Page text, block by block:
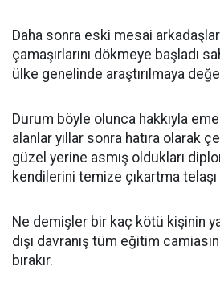
Daha sonra eski mesai
çamaşırlarını dökmeye başladı
ülke genelinde araştırılmaya
Durum böyle olunca hakkıyla
alanlar yıllar sonra hatıra olarak
güzel yerine asmış oldukları
kendilerini temize çıkartma
Ne demişler bir kaç kötü kişinin
dışı davranış tüm eğitim
bırakır.